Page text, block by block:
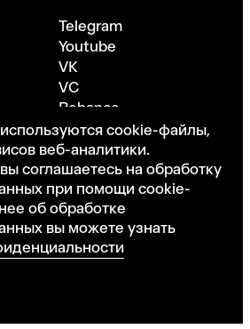
cookie-файлы,
веб-аналитики.
соглашаетесь на обработку
при помощи cookie-
об обработке
вы можете узнать
Telegram
Youtube
VK
VC
Behance
Dribbble
набережная, 6с3
защищены · Политика